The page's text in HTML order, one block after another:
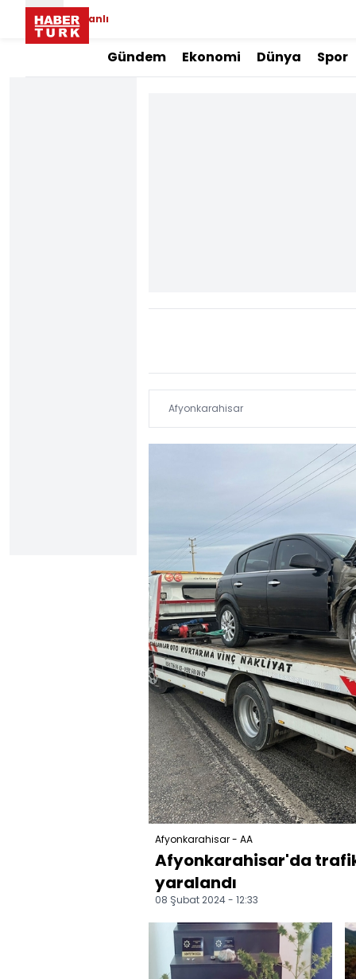
Canlı
Gündem Ekonomi Dünya Spor
Afyonkarahisar - AA
Afyonkarahisar'da
yaralandı
08 Şubat 2024 - 12:33